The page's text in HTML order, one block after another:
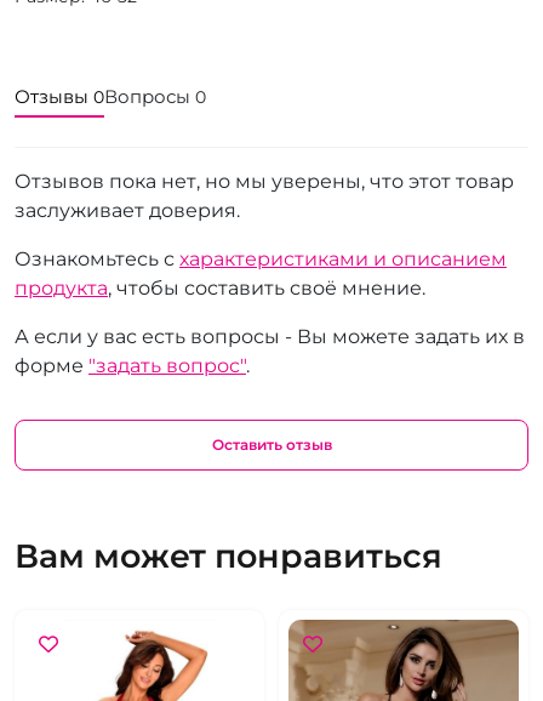
Отзывы 0Вопросы 0
Отзывов пока нет, но мы уверены, что этот товар
заслуживает доверия.
Ознакомьтесь с характеристиками и описанием
продукта, чтобы составить своё мнение.
А если у вас есть вопросы - Вы можете задать их в
форме "задать вопрос".
Оставить отзыв
Вам может понравиться